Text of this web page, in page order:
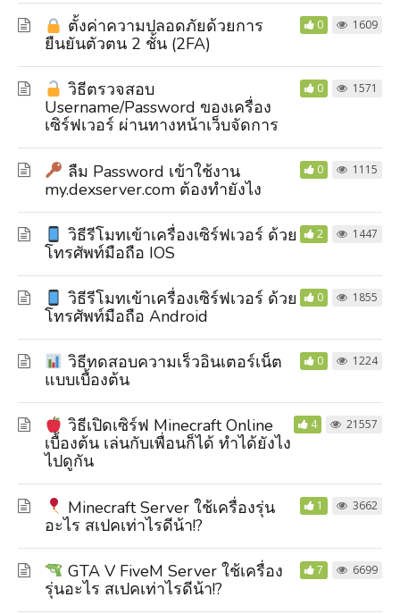
ตั้งค่าความปลอดภัยด้วยการ
ยืนยันตัวตน 2 ชั้น (2FA)
0 1609
วิธีตรวจสอบ
Username/Password ของเครื่อง
เซิร์ฟเวอร์ ผ่านทางหน้าเว็บจัดการ
0 1571
ลืม Password เข้าใช้งาน
my.dexserver.com ต้องทำยังไง
0 1115
วิธีรีโมทเข้าเครื่องเซิร์ฟเวอร์ ด้วย
โทรศัพท์มือถือ IOS
2 1447
วิธีรีโมทเข้าเครื่องเซิร์ฟเวอร์ ด้วย
โทรศัพท์มือถือ Android
0 1855
วิธีทดสอบความเร็วอินเตอร์เน็ต
แบบเบื้องต้น
0 1224
วิธีเปิดเซิร์ฟ Minecraft Online
เบื้องต้น เล่นกับเพื่อนก็ได้ ทำได้ยังไง
ไปดูกัน
4 21557
Minecraft Server ใช้เครื่องรุ่น
อะไร สเปคเท่าไรดีน้า!?
1 3662
GTA V FiveM Server ใช้เครื่อง
รุ่นอะไร สเปคเท่าไรดีน้า!?
7 6699